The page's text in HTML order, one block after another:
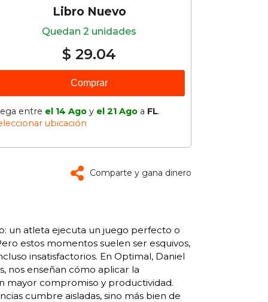
Libro Nuevo
Quedan 2 unidades
$ 29.04
Comprar
entre el 14 Ago y el 21 Ago a FL.
ubicación
Comparte y gana dinero
un atleta ejecuta un juego perfecto o
estos momentos suelen ser esquivos,
insatisfactorios. En Optimal, Daniel
nos enseñan cómo aplicar la
mayor compromiso y productividad.
cumbre aisladas, sino más bien de